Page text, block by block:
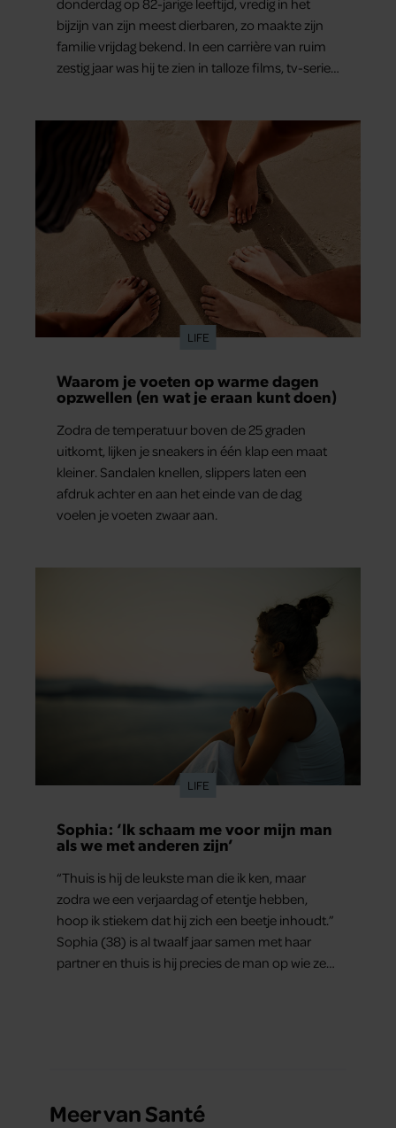
donderdag op 82-jarige leeftijd, vredig in het
bijzijn van zijn meest dierbaren, zo maakte zijn
familie vrijdag bekend. In een carrière van ruim
zestig jaar was hij te zien in talloze films, tv-series
LIFE
Waarom je voeten op warme dagen
opzwellen (en wat je eraan kunt doen)
Zodra de temperatuur boven de 25 graden
uitkomt, lijken je sneakers in één klap een maat
kleiner. Sandalen knellen, slippers laten een
afdruk achter en aan het einde van de dag
voelen je voeten zwaar aan.
LIFE
Sophia: ‘Ik schaam me voor mijn man
als we met anderen zijn’
“Thuis is hij de leukste man die ik ken, maar
zodra we een verjaardag of etentje hebben,
hoop ik stiekem dat hij zich een beetje inhoudt.”
Sophia (38) is al twaalf jaar samen met haar
partner en thuis is hij precies de man op wie ze
Meer van Santé